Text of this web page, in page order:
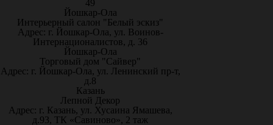
49
Йошкар-Ола
Интерьерный салон "Белый эскиз"
Адрес: г. Йошкар-Ола, ул. Воинов-
Интернационалистов, д. 36
Йошкар-Ола
Торговый дом "Сайвер"
Адрес: г. Йошкар-Ола, ул. Ленинский пр-т,
д.8
Казань
Лепной Декор
Адрес: г. Казань, ул. Хусаина Ямашева,
д.93, ТК «Савиново», 2 таж